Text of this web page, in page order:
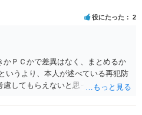
役にたった 2
ＰＣかで差異はなく、まとめるか
いうより、本人が述べている再犯防
慮してもらえないと思った方が良い
利用している再犯防止策（例えば保